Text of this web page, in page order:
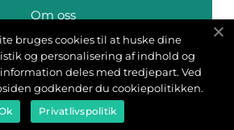
Om oss
Cookies
Kontakta oss
Sitemap
bruges cookies til at huske dine
og personalisering af indhold og
deles med tredjepart. Ved
godkender du cookiepolitikken.
Privatlivspolitik